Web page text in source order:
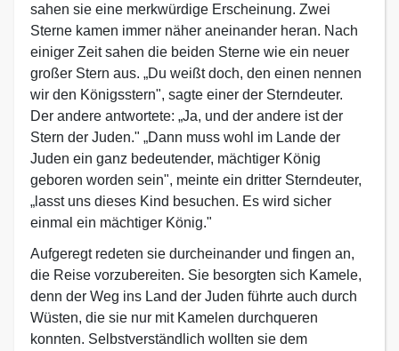
sahen sie eine merkwürdige Erscheinung. Zwei
Sterne kamen immer näher aneinander heran. Nach
einiger Zeit sahen die beiden Sterne wie ein neuer
großer Stern aus. „Du weißt doch, den einen nennen
wir den Königsstern", sagte einer der Sterndeuter.
Der andere antwortete: „Ja, und der andere ist der
Stern der Juden." „Dann muss wohl im Lande der
Juden ein ganz bedeutender, mächtiger König
geboren worden sein", meinte ein dritter Sterndeuter,
„lasst uns dieses Kind besuchen. Es wird sicher
einmal ein mächtiger König."
Aufgeregt redeten sie durcheinander und fingen an,
die Reise vorzubereiten. Sie besorgten sich Kamele,
denn der Weg ins Land der Juden führte auch durch
Wüsten, die sie nur mit Kamelen durchqueren
konnten. Selbstverständlich wollten sie dem